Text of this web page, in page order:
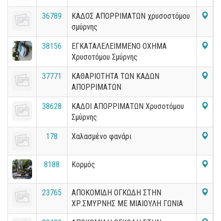
36789
ΚΑΔΟΣ ΑΠΟΡΡΙΜΑΤΩΝ χρυσοστόμου
σμύρνης
38156
ΕΓΚΑΤΑΛΕΛΕΙΜΜΕΝΟ ΟΧΗΜΑ
Χρυσοτόμου Σμύρνης
37771
ΚΑΘΑΡΙΟΤΗΤΑ ΤΩΝ ΚΑΔΩΝ
ΑΠΟΡΡΙΜΑΤΩΝ
38628
ΚΑΔΟΙ ΑΠΟΡΡΙΜΑΤΩΝ Χρυσοτόμου
Σμύρνης
178 Χαλασμένο φανάρι
8188 Κορμός
23765
ΑΠΟΚΟΜΙΔΗ ΟΓΚΩΔΗ ΣΤΗΝ
ΧΡ.ΣΜΥΡΝΗΣ ΜΕ ΜΙΑΙΟΥΛΗ ΓΩΝΙΑ